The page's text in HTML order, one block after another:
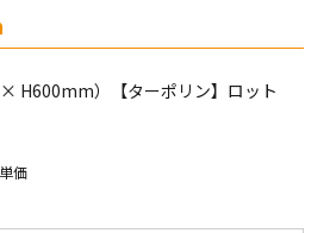
H600mm）【ターポリン】ロット
価